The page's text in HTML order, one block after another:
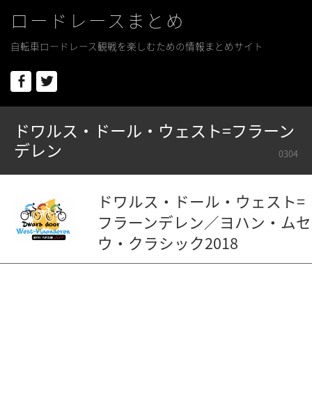
ロードレースまとめ
自転車ロードレース観戦を楽しむための情報まとめサイト
Facebook
ドワルス・ドール・ウェスト=フラーン
デレン
0304
ドワルス・ドール・ウェスト=
フラーンデレン／ヨハン・ムセ
ウ・クラシック2018